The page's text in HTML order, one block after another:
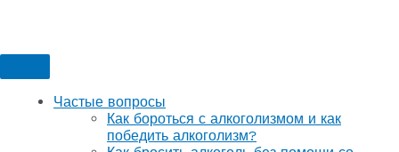
Частые вопросы
Как бороться с алкоголизмом и как
победить алкоголизм?